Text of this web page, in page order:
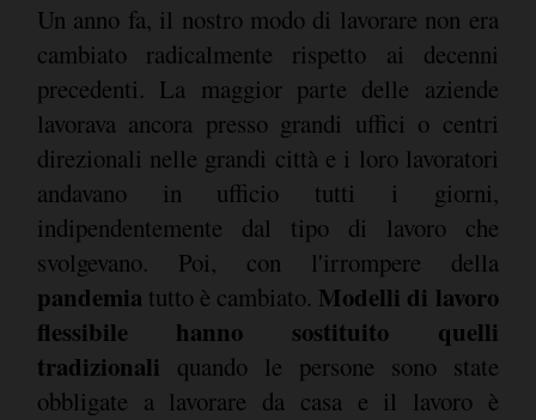
Un anno fa, il nostro modo di lavorare non era
cambiato radicalmente rispetto ai decenni
precedenti. La maggior parte delle aziende
lavorava ancora presso grandi uffici o centri
direzionali nelle grandi città e i loro lavoratori
andavano in ufficio tutti i giorni,
indipendentemente dal tipo di lavoro che
svolgevano. Poi, con l'irrompere della
pandemia tutto è cambiato. Modelli di lavoro
flessibile hanno sostituito quelli
tradizionali quando le persone sono state
obbligate a lavorare da casa e il lavoro è